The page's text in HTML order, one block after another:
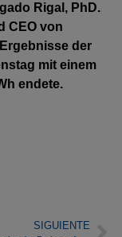
Rigal, PhD.
CEO von
der
mit einem
endete.
SIGUIENTE